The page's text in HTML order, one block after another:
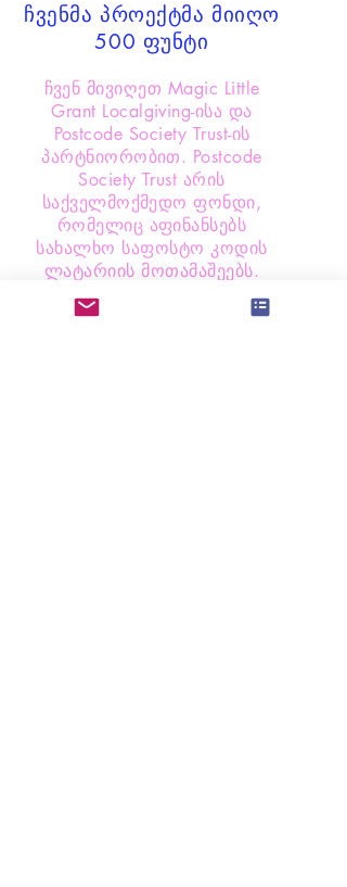
ჩვენმა პროექტმა მიიღო
500 ფუნტი
ჩვენ მივიღეთ Magic Little
Grant Localgiving-ისა და
Postcode Society Trust-ის
პარტნიორობით. Postcode
Society Trust არის
საქველმოქმედო ფონდი,
რომელიც აფინანსებს
სახალხო საფოსტო კოდის
ლატარიის მოთამაშეებს.
Localgiving არის